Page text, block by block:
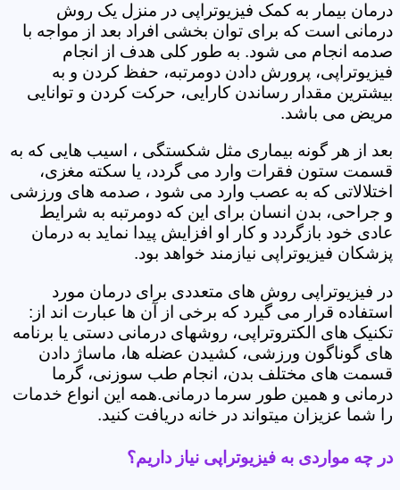
درمان بیمار به کمک فیزیوتراپی در منزل یک روش
درمانی است که برای توان بخشی افراد بعد از مواجه با
صدمه انجام می شود. به طور کلی هدف از انجام
فیزیوتراپی، پرورش دادن دومرتبه، حفظ کردن و به
بیشترین مقدار رساندن کارایی، حرکت کردن و توانایی
مریض می باشد.
بعد از هر گونه بیماری مثل شکستگی ، اسیب هایی که به
قسمت ستون فقرات وارد می گردد، یا سکته مغزی،
اختلالاتی که به عصب وارد می شود ، صدمه های ورزشی
و جراحی، بدن انسان برای این که دومرتبه به شرایط
عادی خود بازگردد و کار او افزایش پیدا نماید به درمان
پزشکان فیزیوتراپی نیازمند خواهد بود.
در فیزیوتراپی روش های متعددی برای درمان مورد
استفاده قرار می گیرد که برخی از آن ها عبارت اند از:
تکنیک های الکتروتراپی، روشهای درمانی دستی یا برنامه
های گوناگون ورزشی، کشیدن عضله ها، ماساژ دادن
قسمت های مختلف بدن، انجام طب سوزنی، گرما
درمانی و همین طور سرما درمانی.همه این انواع خدمات
را شما عزیزان میتواند در خانه دریافت کنید.
در چه مواردی به فیزیوتراپی نیاز داریم؟